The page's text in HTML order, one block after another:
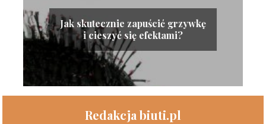
Jak skutecznie zapuścić grzywkę
i cieszyć się efektami?
Redakcja biuti.pl